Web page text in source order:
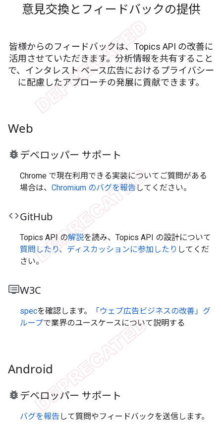
意見交換とフィードバックの提供
皆様からのフィードバックは、Topics API の改善に
活用させていただきます。分析情報を共有すること
で、インタレスト ベース広告におけるプライバシー
に配慮したアプローチの発展に貢献できます。
Web
bug_report デベロッパー サポート
Chrome で現在利用できる実装についてご質問がある
場合は、 Chromium のバグを報告してください。
codeGitHub
Topics API の解説を読み、Topics API の設計について
質問したり、ディスカッションに参加したり してくだ
さい。
dvrW3C
specを確認します。
「ウェブ広告ビジネスの改善」グ
ループで業界のユースケースについて説明する
Android
bug_report デベロッパー サポート
バグを報告 して質問やフィードバックを送信します。